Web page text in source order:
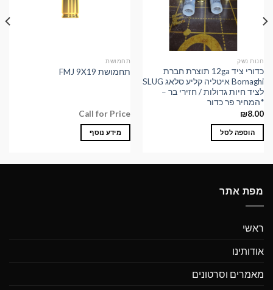
חנות נשק
כדורי ציד 12ga תוצרת חברת
Bornaghi איטליה קליע סלאג SLUG
לציד חיות גדולות / חזירי בר –
*המחיר פר כדור
₪8.00
הוספה לסל
תחמושת
תחמושת FMJ 9X19
Call for Price
מידע נוסף
מפת אתר
ראשי
אודותינו
מאמרים וסרטונים